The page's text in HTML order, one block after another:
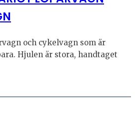
och cykelvagn som är
Hjulen är stora, handtaget